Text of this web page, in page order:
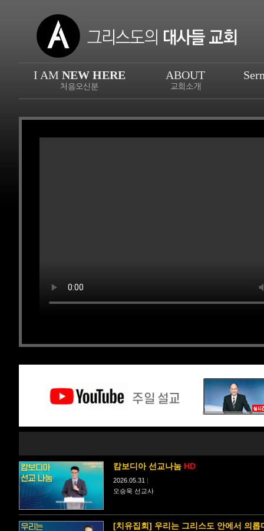
I AM NEW HERE
처음오신분
ABOUT
교회소개
캄보디아 선교나눔 HD
2026.05.31 |
오승욱 선교사
[치유집회] 우리는 그리스도 안에서 의롭